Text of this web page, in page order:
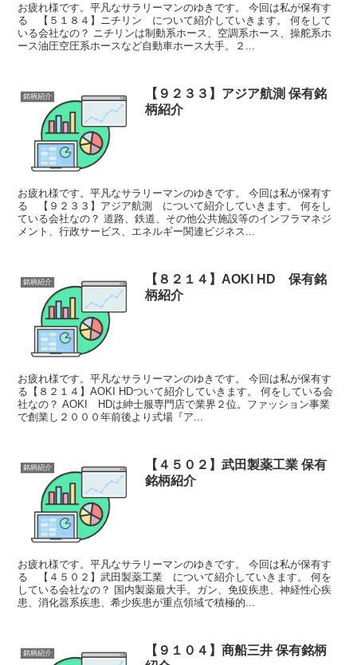
お疲れ様です。平凡なサラリーマンのゆきです。 今回は私が保有す
る 【５１８４】ニチリン について紹介していきます。 何をして
いる会社なの？ ニチリンは制動系ホース、空調系ホース、操舵系ホ
ース油圧空圧系ホースなど自動車ホース大手。２...
銘柄紹介
【９２３３】アジア航測 保有銘
柄紹介
お疲れ様です。平凡なサラリーマンのゆきです。 今回は私が保有す
る 【９２３３】アジア航測 について紹介していきます。 何をし
ている会社なの？ 道路、鉄道、その他公共施設等のインフラマネジ
メント、行政サービス、エネルギー関連ビジネス...
銘柄紹介
【８２１４】AOKI HD 保有銘
柄紹介
お疲れ様です。平凡なサラリーマンのゆきです。 今回は私が保有す
る【８２１４】AOKI HDついて紹介していきます。 何をしている会
社なの？ AOKI HDは紳士服専門店で業界２位。ファッション事業
で創業し２０００年前後より式場『ア...
銘柄紹介
【４５０２】武田製薬工業 保有
銘柄紹介
お疲れ様です。平凡なサラリーマンのゆきです。 今回は私が保有す
る 【４５０２】武田製薬工業 について紹介していきます。 何を
している会社なの？ 国内製薬最大手。ガン、免疫疾患、神経性心疾
患、消化器系疾患、希少疾患が重点領域で積極的...
銘柄紹介
【９１０４】商船三井 保有銘柄